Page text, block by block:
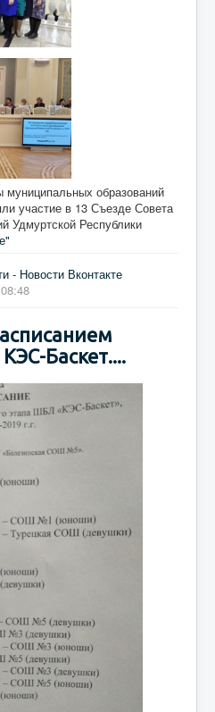
муниципальных образований
участие в 13 Съезде Совета
Удмуртской Республики
- Новости Вконтакте
Баскет....